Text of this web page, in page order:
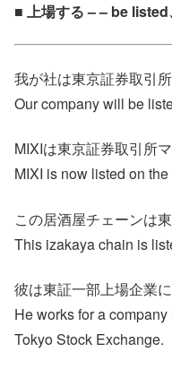
■ 上場する – – be
我が社は東京証券取引
Our company will be
MIXIは東京証券取引所
MIXI is now listed on
この居酒屋チェーンは
This izakaya chain is
彼は東証一部上場企業に
He works for a
Tokyo Stock Exchange.